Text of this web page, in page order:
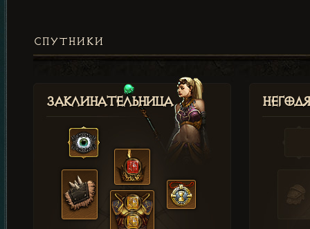
СПУТНИКИ
Заклинательница